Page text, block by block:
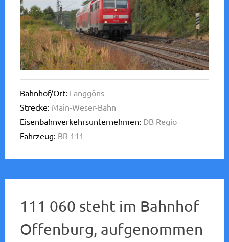
Bahnhof/Ort: Langgöns
Strecke: Main-Weser-Bahn
Eisenbahnverkehrsunternehmen: DB Regio
Fahrzeug: BR 111
111 060 steht im Bahnhof
Offenburg, aufgenommen